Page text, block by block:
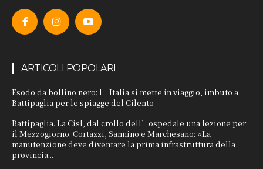
ARTICOLI POPOLARI
Esodo da bollino nero: l’Italia si mette in viaggio, imbuto a
Battipaglia per le spiagge del Cilento
Battipaglia. La Cisl, dal crollo dell’ospedale una lezione per
il Mezzogiorno. Cortazzi, Sannino e Marchesano: «La
manutenzione deve diventare la prima infrastruttura della
provincia...